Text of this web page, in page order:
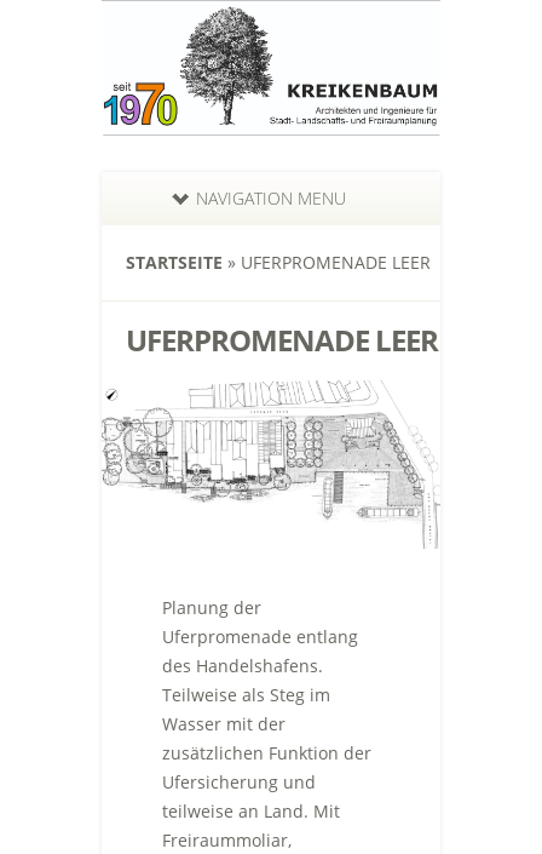
NAVIGATION MENU
STARTSEITE » UFERPROMENADE LEER
UFERPROMENADE LEER
Planung der
Uferpromenade entlang
des Handelshafens.
Teilweise als Steg im
Wasser mit der
zusätzlichen Funktion der
Ufersicherung und
teilweise an Land. Mit
Freiraummoliar,